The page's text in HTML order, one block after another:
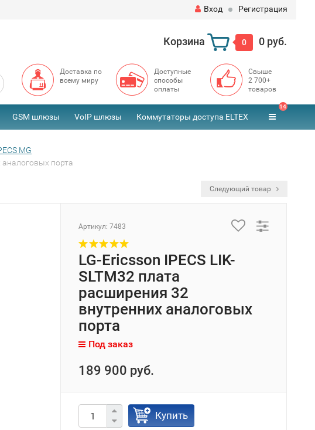
Вход Регистрация
Корзина 0 0 руб.
Доставка по
всему миру
Доступные
способы
оплаты
Свыше
2 700+
товаров
GSM шлюзы VoIP шлюзы Коммутаторы доступа ELTEX
14
MG
аналоговых порта
Следующий товар
Артикул: 7483
LG-Ericsson IPECS LIK-
SLTM32 плата
расширения 32
внутренних аналоговых
порта
Под заказ
189 900 руб.
Купить